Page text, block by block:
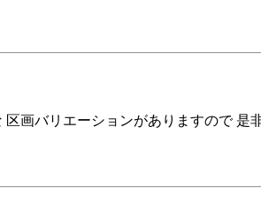
画バリエーションがありますので 是